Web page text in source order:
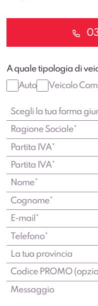
A quale tipologia di
Auto
Veicolo